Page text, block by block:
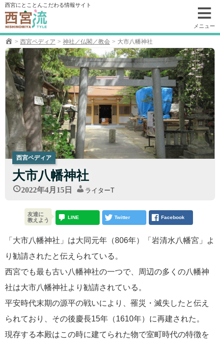
コ
ン
テ
ン
ツ
へ
移
動
西宮にとことんこだわる情報サイト
メニュー
西宮ペディア 神社／仏閣／教会 大市八幡神社
西宮ペディア
大市八幡神社
2022年4月15日 ライターT
「大市八幡神社」は大同元年（806年）「岩清水八幡宮」よ
り勧請されたと伝えられている。
西宮でも最も古い八幡神社の一つで、周辺の多くの八幡神
社は大市八幡神社より勧請されている。
平安時代末期の源平の戦いにより、罹災・滅失したと伝え
られており、その後慶長15年（1610年）に再建された。
現存する本殿はこの時に建てられた物で室町時代の特徴を
友達に
教えよう
LINE Twitter Facebook